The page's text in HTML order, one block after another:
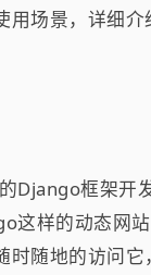
用场景，详细
Django框架开
这样的动态网
时随地的访问